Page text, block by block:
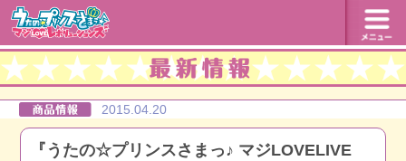
2015.04.20
『うたの☆プリンスさまっ♪ マジLOVELIVE